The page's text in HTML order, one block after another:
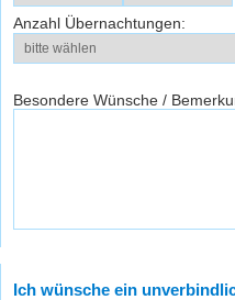
Anzahl Übernachtungen:
Besondere Wünsche /
Ich wünsche ein